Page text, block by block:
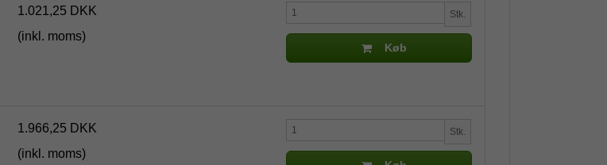
1.021,25 DKK
(inkl. moms)
Stk.
Køb
1.966,25 DKK
(inkl. moms)
Stk.